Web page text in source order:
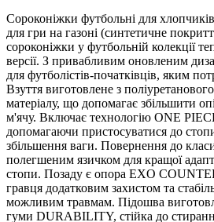
Сороконіжки футбольні для хлопчиків
для гри на газоні (синтетичне
сороконіжки у футбольній колекції
версії. З привабливим оновленим
для футболістів-початківців, яким
Взуття виготовлене з
матеріалу, що допомагає збільшити
м'ячу. Включає технологію ONE
допомагаючи пристосуватися до
збільшення ваги. Повернення до
полегшеним язичком для кращої
стопи. Позаду є опора EXO
гравця додатковим захистом та
можливим травмам. Підошва
гуми DURABILITY, стійка до